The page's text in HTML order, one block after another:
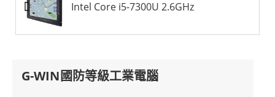
Intel Core i5-7300U 2.6GHz
G-WIN國防等級工業電腦